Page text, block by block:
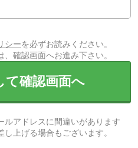
シーを必ずお読みください。
確認画面へお進み下さい。
て確認画面へ
アドレスに間違いがあります
上げる場合もございます。